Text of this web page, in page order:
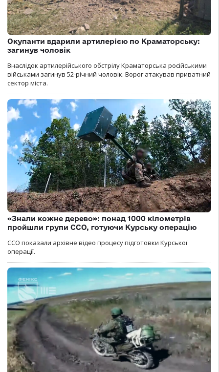
Окупанти вдарили артилерією по Краматорську:
загинув чоловік
Внаслідок артилерійського обстрілу Краматорська російськими
військами загинув 52-річний чоловік. Ворог атакував приватний
сектор міста.
«Знали кожне дерево»: понад 1000 кілометрів
пройшли групи ССО, готуючи Курську операцію
ССО показали архівне відео процесу підготовки Курської
операції.